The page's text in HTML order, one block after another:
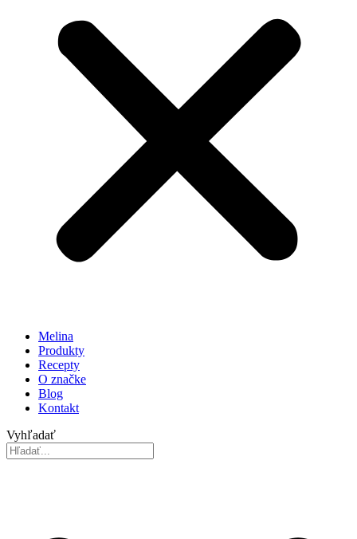
Melina
Produkty
Recepty
O značke
Blog
Kontakt
Vyhľadať